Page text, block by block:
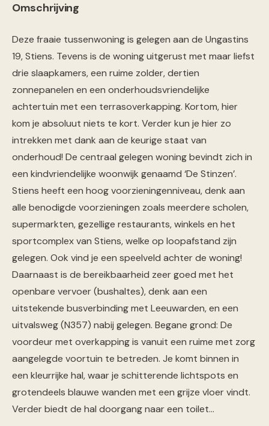
Omschrijving
Deze fraaie tussenwoning is gelegen aan de Ungastins
19, Stiens. Tevens is de woning uitgerust met maar liefst
drie slaapkamers, een ruime zolder, dertien
zonnepanelen en een onderhoudsvriendelijke
achtertuin met een terrasoverkapping. Kortom, hier
kom je absoluut niets te kort. Verder kun je hier zo
intrekken met dank aan de keurige staat van
onderhoud! De centraal gelegen woning bevindt zich in
een kindvriendelijke woonwijk genaamd ‘De Stinzen’.
Stiens heeft een hoog voorzieningenniveau, denk aan
alle benodigde voorzieningen zoals meerdere scholen,
supermarkten, gezellige restaurants, winkels en het
sportcomplex van Stiens, welke op loopafstand zijn
gelegen. Ook vind je een speelveld achter de woning!
Daarnaast is de bereikbaarheid zeer goed met het
openbare vervoer (bushaltes), denk aan een
uitstekende busverbinding met Leeuwarden, en een
uitvalsweg (N357) nabij gelegen. Begane grond: De
voordeur met overkapping is vanuit een ruime met zorg
aangelegde voortuin te betreden. Je komt binnen in
een kleurrijke hal, waar je schitterende lichtspots en
grotendeels blauwe wanden met een grijze vloer vindt.
Verder biedt de hal doorgang naar een toilet…